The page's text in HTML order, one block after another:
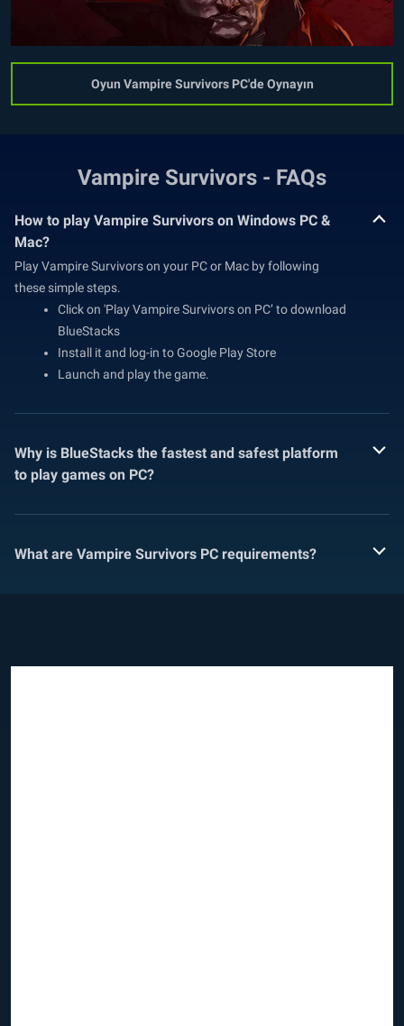
Oyun Vampire Survivors PC'de Oynayın
Vampire Survivors - FAQs
How to play Vampire Survivors on Windows PC &
Mac?
Play Vampire Survivors on your PC or Mac by following
these simple steps.
Click on 'Play Vampire Survivors on PC’ to download
BlueStacks
Install it and log-in to Google Play Store
Launch and play the game.
Why is BlueStacks the fastest and safest platform
to play games on PC?
What are Vampire Survivors PC requirements?